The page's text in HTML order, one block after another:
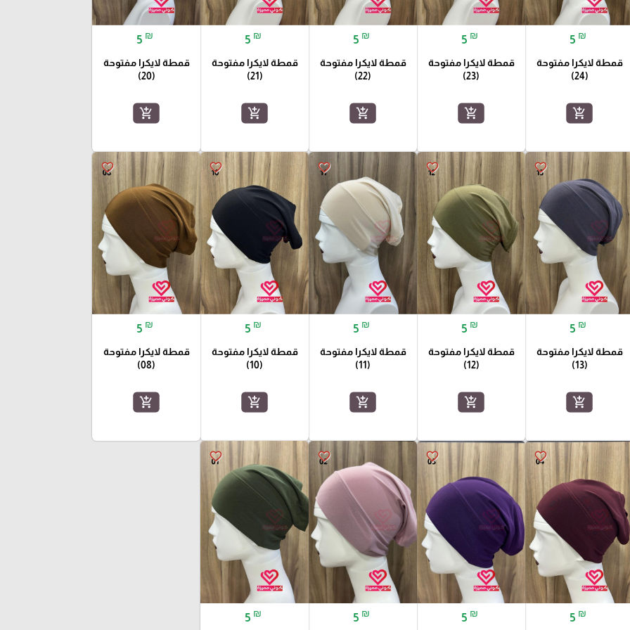
5 ₪
قمطة لايكرا مفتوحة
(24)
add_shopping_cart
5 ₪
قمطة لايكرا مفتوحة
(23)
add_shopping_cart
5 ₪
قمطة لايكرا مفتوحة
(22)
add_shopping_cart
5 ₪
قمطة لايكرا مفتوحة
(21)
add_shopping_cart
5 ₪
قمطة لايكرا مفتوحة
(20)
add_shopping_cart
favorite_border
5 ₪
قمطة لايكرا مفتوحة
(13)
add_shopping_cart
favorite_border
5 ₪
قمطة لايكرا مفتوحة
(12)
add_shopping_cart
favorite_border
5 ₪
قمطة لايكرا مفتوحة
(11)
add_shopping_cart
favorite_border
5 ₪
قمطة لايكرا مفتوحة
(10)
add_shopping_cart
favorite_border
5 ₪
قمطة لايكرا مفتوحة
(08)
add_shopping_cart
favorite_border
5 ₪
favorite_border
5 ₪
favorite_border
5 ₪
favorite_border
5 ₪